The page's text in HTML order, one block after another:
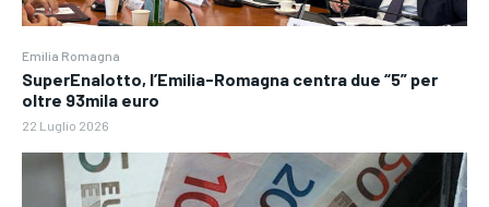
Emilia Romagna
SuperEnalotto, l’Emilia-Romagna centra due “5” per
oltre 93mila euro
22 Luglio 2026